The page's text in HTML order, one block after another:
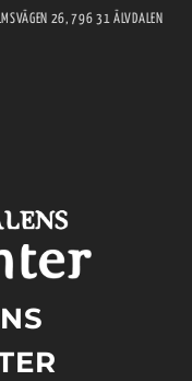
26, 796 31 ÄLVDALEN